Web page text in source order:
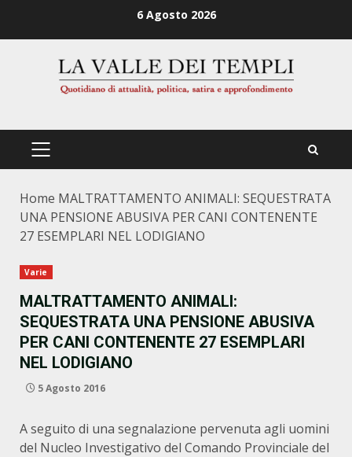
6 Agosto 2026
PRIMÄRES
Home MALTRATTAMENTO ANIMALI: SEQUESTRATA
UNA PENSIONE ABUSIVA PER CANI CONTENENTE
27 ESEMPLARI NEL LODIGIANO
Varie
MALTRATTAMENTO ANIMALI:
SEQUESTRATA UNA PENSIONE ABUSIVA
PER CANI CONTENENTE 27 ESEMPLARI
NEL LODIGIANO
5 Agosto 2016
A seguito di una segnalazione pervenuta agli uomini
del Nucleo Investigativo del Comando Provinciale del